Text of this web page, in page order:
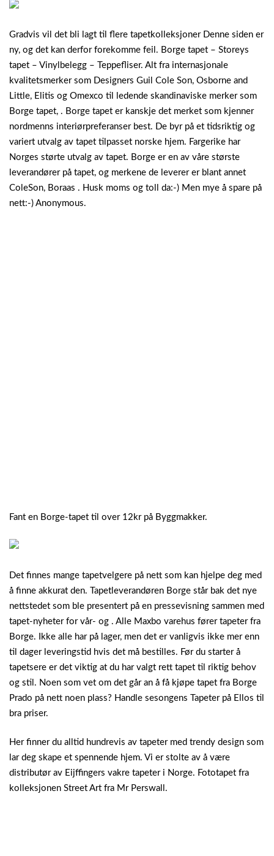
Gradvis vil det bli lagt til flere tapetkolleksjoner Denne siden er
ny, og det kan derfor forekomme feil. Borge tapet – Storeys
tapet – Vinylbelegg – Teppefliser. Alt fra internasjonale
kvalitetsmerker som Designers Guil Cole Son, Osborne and
Little, Elitis og Omexco til ledende skandinaviske merker som
Borge tapet, . Borge tapet er kanskje det merket som kjenner
nordmenns interiørpreferanser best. De byr på et tidsriktig og
variert utvalg av tapet tilpasset norske hjem. Fargerike har
Norges størte utvalg av tapet. Borge er en av våre største
leverandører på tapet, og merkene de leverer er blant annet
ColeSon, Boraas . Husk moms og toll da:-) Men mye å spare på
nett:-) Anonymous.
Fant en Borge-tapet til over 12kr på Byggmakker.
Det finnes mange tapetvelgere på nett som kan hjelpe deg med
å finne akkurat den. Tapetleverandøren Borge står bak det nye
nettstedet som ble presentert på en pressevisning sammen med
tapet-nyheter for vår- og . Alle Maxbo varehus fører tapeter fra
Borge. Ikke alle har på lager, men det er vanligvis ikke mer enn
til dager leveringstid hvis det må bestilles. Før du starter å
tapetsere er det viktig at du har valgt rett tapet til riktig behov
og stil. Noen som vet om det går an å få kjøpe tapet fra Borge
Prado på nett noen plass? Handle sesongens Tapeter på Ellos til
bra priser.
Her finner du alltid hundrevis av tapeter med trendy design som
lar deg skape et spennende hjem. Vi er stolte av å være
distributør av Eijffingers vakre tapeter i Norge. Fototapet fra
kolleksjonen Street Art fra Mr Perswall.